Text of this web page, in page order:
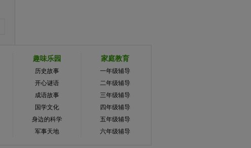
趣味乐园
历史故事
开心谜语
成语故事
国学文化
身边的科学
军事天地
家庭教育
一年级辅导
二年级辅导
三年级辅导
四年级辅导
五年级辅导
六年级辅导